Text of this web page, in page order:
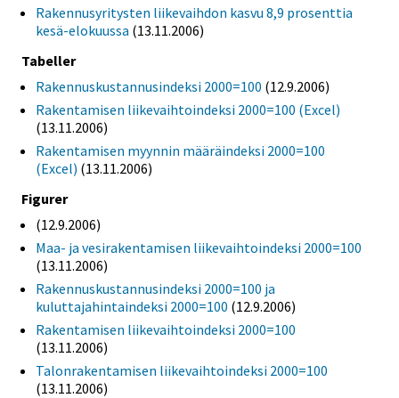
Rakennusyritysten liikevaihdon kasvu 8,9 prosenttia
kesä-elokuussa (13.11.2006)
Tabeller
Rakennuskustannusindeksi 2000=100 (12.9.2006)
Rakentamisen liikevaihtoindeksi 2000=100 (Excel)
(13.11.2006)
Rakentamisen myynnin määräindeksi 2000=100
(Excel) (13.11.2006)
Figurer
(12.9.2006)
Maa- ja vesirakentamisen liikevaihtoindeksi 2000=100
(13.11.2006)
Rakennuskustannusindeksi 2000=100 ja
kuluttajahintaindeksi 2000=100 (12.9.2006)
Rakentamisen liikevaihtoindeksi 2000=100
(13.11.2006)
Talonrakentamisen liikevaihtoindeksi 2000=100
(13.11.2006)